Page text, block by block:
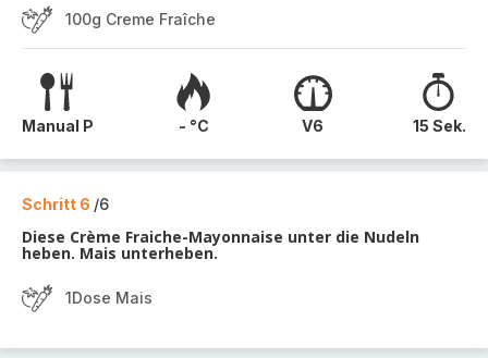
100g Creme Fraîche
Manual P - °C V6 15 Sek.
Schritt 6 /6
Diese Crème Fraiche-Mayonnaise unter die Nudeln
heben. Mais unterheben.
1Dose Mais